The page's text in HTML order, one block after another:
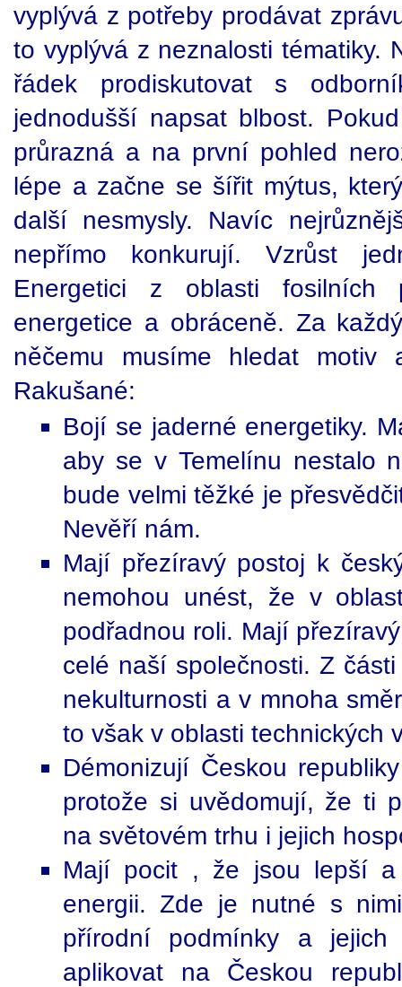
vyplývá z potřeby prodávat
to vyplývá z neznalosti tématiky.
řádek prodiskutovat s
jednodušší napsat blbost.
průrazná a na první pohled
lépe a začne se šířit mýtus,
další nesmysly. Navíc
nepřímo konkurují. Vzrůst
Energetici z oblasti
energetice a obráceně. Za
něčemu musíme hledat
Rakušané:
Bojí se jaderné energetiky.
aby se v Temelínu nestalo
bude velmi těžké je
Nevěří nám.
Mají přezíravý postoj k
nemohou unést, že v
podřadnou roli. Mají
celé naší společnosti. Z
nekulturnosti a v mnoha
to však v oblasti technických
Démonizují Českou
protože si uvědomují, že ti
na světovém trhu i jejich
Mají pocit , že jsou lepší
energii. Zde je nutné s
přírodní podmínky a jejich
aplikovat na Českou